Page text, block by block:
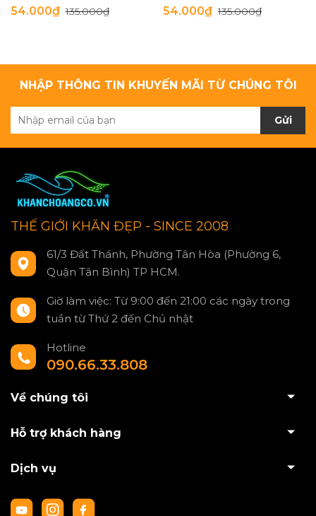
54.000₫135.000₫ 54.000₫135.000₫
NHẬP THÔNG TIN KHUYẾN MÃI TỪ CHÚNG TÔI
Gửi
THẾ GIỚI KHĂN ĐẸP - SINCE 2008
61/3 Đất Thánh, Phường Tân Hòa (Phường 6,
Quận Tân Bình) TP HCM.
Giờ làm việc: Từ 9:00 đến 21:00 các ngày trong
tuần từ Thứ 2 đến Chủ nhật
Hotline
090.66.33.808
Về chúng tôi
Hỗ trợ khách hàng
Dịch vụ